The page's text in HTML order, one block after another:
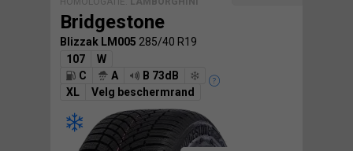
Bridgestone
Blizzak LM005 285/40 R19
107
W
C
A
B 73dB
XL
Velg beschermrand